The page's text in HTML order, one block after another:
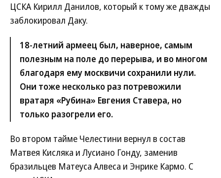
ЦСКА Кирилл Данилов, который к тому же дважды
заблокировал Даку.
18-летний армеец был, наверное, самым
полезным на поле до перерыва, и во многом
благодаря ему москвичи сохранили нули.
Они тоже несколько раз потревожили
вратаря «Рубина» Евгения Ставера, но
только разогрели его.
Во втором тайме Челестини вернул в состав
Матвея Кисляка и Лусиано Гонду, заменив
бразильцев Матеуса Алвеса и Энрике Кармо. С